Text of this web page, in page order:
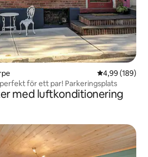
4,99 av 5 i
4,99 (189)
för ett par! Parkeringsplats
med luftkonditionering